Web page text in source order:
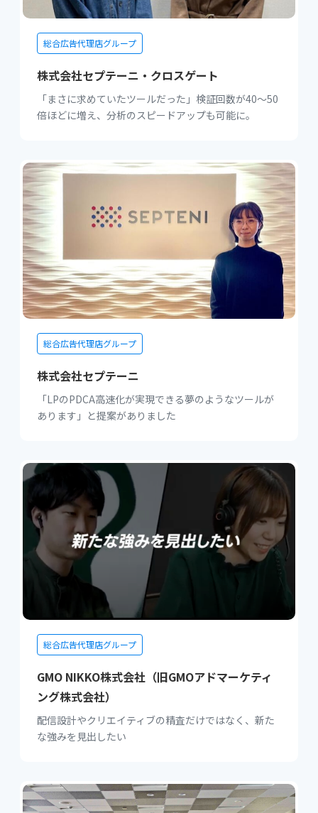
総合広告代理店グループ
株式会社セプテーニ・クロスゲート
「まさに求めていたツールだった」検証回数が40〜50
倍ほどに増え、分析のスピードアップも可能に。
総合広告代理店グループ
株式会社セプテーニ
「LPのPDCA高速化が実現できる夢のようなツールが
あります」と提案がありました
総合広告代理店グループ
GMO NIKKO株式会社（旧GMOアドマーケティ
ング株式会社）
配信設計やクリエイティブの精査だけではなく、新た
な強みを見出したい